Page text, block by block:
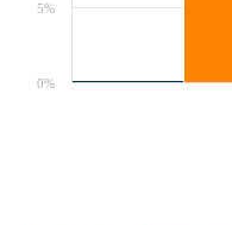
0%
5%